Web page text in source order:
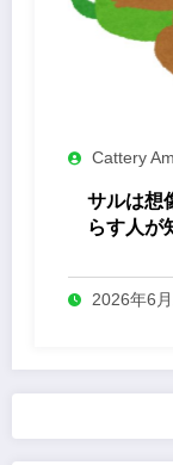
Cattery
サルは想
らす人が
2026年6